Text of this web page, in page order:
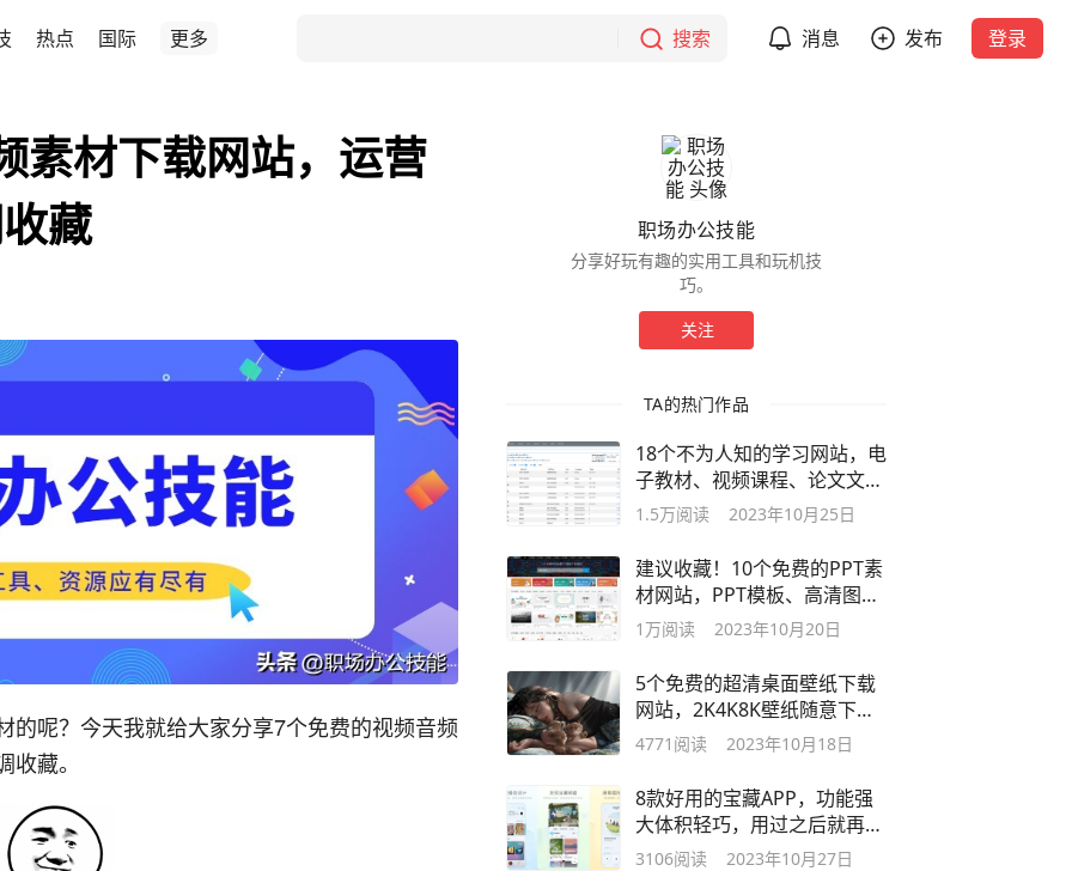
热点 国际 更多 搜索 消息 发布 登录
素材下载网站，运营
藏
的呢？今天我就给大家分享7个免费的视频音频
藏。
职场办公技能
分享好玩有趣的实用工具和玩机技
巧。
关注
TA的热门作品
18个不为人知的学习网站，电
子教材、视频课程、论文文献
全都有
1.5万阅读 2023年10月25日
建议收藏！10个免费的PPT素
材网站，PPT模板、高清图
片、字体都有
1万阅读 2023年10月20日
5个免费的超清桌面壁纸下载
网站，2K4K8K壁纸随意下
载！
4771 阅读 2023年10月18日
8款好用的宝藏APP，功能强
大体积轻巧，用过之后就再也
舍不得卸载
3106阅读 2023年10月27日